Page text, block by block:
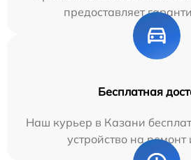
предоставляет
Бесплатная
Наш курьер в Казани
устройство на ремонт